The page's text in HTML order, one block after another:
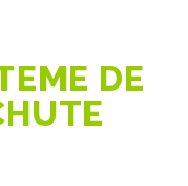
DE